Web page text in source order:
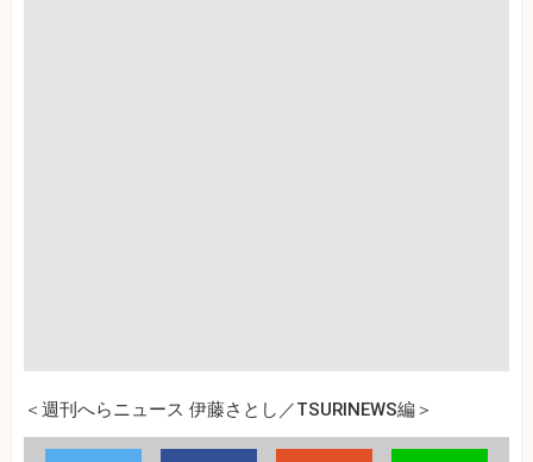
＜週刊へらニュース 伊藤さとし／TSURINEWS編＞